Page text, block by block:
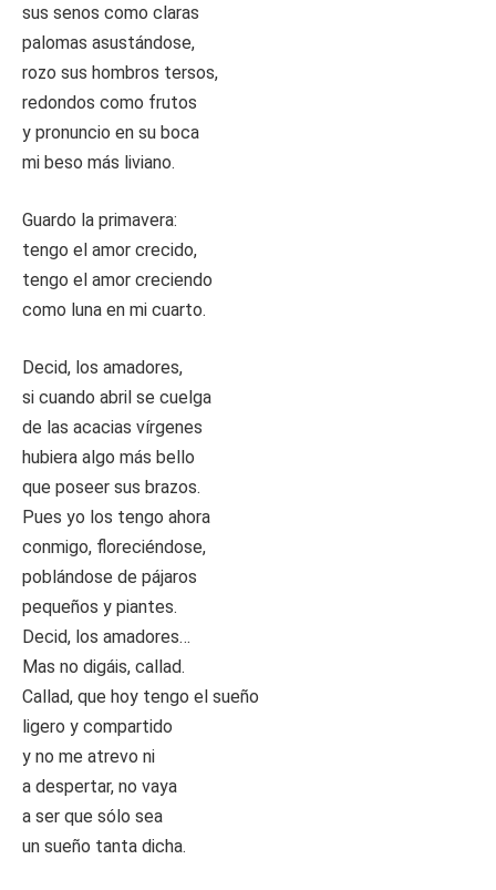
sus senos como claras
palomas asustándose,
rozo sus hombros tersos,
redondos como frutos
y pronuncio en su boca
mi beso más liviano.
Guardo la primavera:
tengo el amor crecido,
tengo el amor creciendo
como luna en mi cuarto.
Decid, los amadores,
si cuando abril se cuelga
de las acacias vírgenes
hubiera algo más bello
que poseer sus brazos.
Pues yo los tengo ahora
conmigo, floreciéndose,
poblándose de pájaros
pequeños y piantes.
Decid, los amadores…
Mas no digáis, callad.
Callad, que hoy tengo el sueño
ligero y compartido
y no me atrevo ni
a despertar, no vaya
a ser que sólo sea
un sueño tanta dicha.